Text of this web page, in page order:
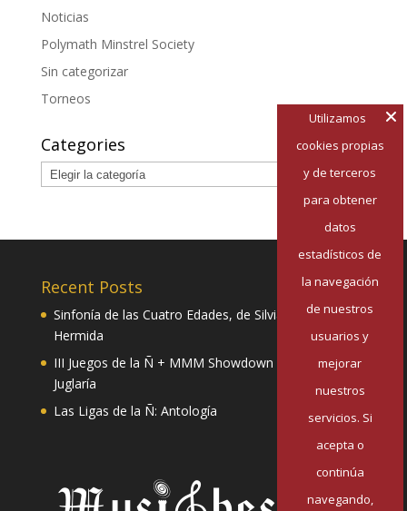
Noticias
Polymath Minstrel Society
Sin categorizar
Torneos
Categories
Categories
Recent Posts
Sinfonía de las Cuatro Edades, de Silvia Pazos
Hermida
III Juegos de la Ñ + MMM Showdown II: Mester de
Juglaría
Las Ligas de la Ñ: Antología
Utilizamos
cookies propias
y de terceros
para obtener
datos
estadísticos de
la navegación
de nuestros
usuarios y
mejorar
nuestros
servicios. Si
acepta o
continúa
navegando,